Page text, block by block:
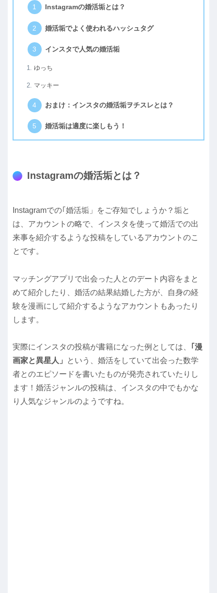
Instagramの婚活垢とは？
婚活垢でよく使われるハッシュタグ
インスタで人気の婚活垢
ゆっち
マッキー
おまけ：インスタの婚活垢ヲチスレとは？
婚活垢は適度に楽しもう！
Instagramの婚活垢とは？
Instagramでの｢婚活垢」をご存知でしょうか？垢と
は、アカウントの略で、インスタを使って婚活での出
来事を紹介するような投稿をしているアカウントのこ
とです。
マッチングアプリで出会った人とのデート内容をまと
めて紹介したり、婚活の結果結婚した方が、自身の経
験を漫画にして紹介するようなアカウントもあったり
します。
実際にインスタの投稿が書籍になった例としては、
｢漫
画家と異星人」
という、婚活をしていて出会った数学
者とのエピソードを書いたものが発売されていたりし
ます！婚活ジャンルの投稿は、インスタの中でもかな
り人気なジャンルのようですね。